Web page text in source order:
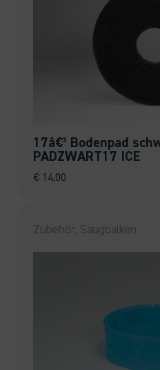
17â€³ Bodenpad
PADZWART17 ICE
€ 14,00
Zubehör, Saugbalken